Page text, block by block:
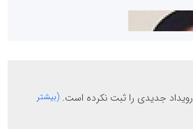
تجارتجدیدی را ثبت نکرده است. (بیشتر